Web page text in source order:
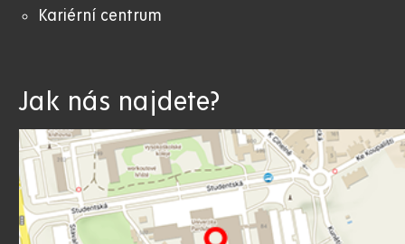
Kariérní centrum
Jak nás najdete?